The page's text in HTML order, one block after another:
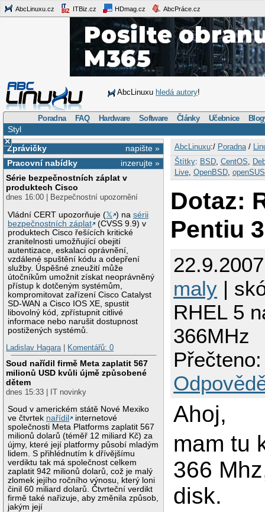
AbcLinuxu.cz ITBiz.cz HDmag.cz AbcPráce.cz
AbcLinuxu hledá autory!
Poradna FAQ Hardware Software Články Učebnice
Styl
×
napište »
Zprávičky
inzerujte »
Pracovní nabídky
Série bezpečnostních záplat v
produktech Cisco
dnes 16:00 | Bezpečnostní upozornění
Vládní CERT upozorňuje (𝕏 ) nasérii
bezpečnostních záplat
(CVSS 9.9) v
produktech Cisco řešících kritické
zranitelnosti umožňující obejití
autentizace, eskalaci oprávnění,
vzdálené spuštění kódu a odepření
služby. Úspěšné zneužití může
útočníkům umožnit získat neoprávněný
přístup k dotčeným systémům,
kompromitovat zařízení Cisco Catalyst
SD-WAN a Cisco IOS XE, spustit
libovolný kód, zpřístupnit citlivé
informace nebo narušit dostupnost
postižených systémů.
Ladislav Hagara| Komentářů: 0
Soud nařídil firmě Meta zaplatit 567
milionů USD kvůli újmě způsobené
dětem
dnes 15:33 | IT novinky
Soud v americkém státě Nové Mexiko
ve čtvrtek nařídil
internetové
společnosti Meta Platforms zaplatit 567
milionů dolarů (téměř 12 miliard Kč) za
újmy, které její platformy působí mladým
lidem. S přihlédnutím k dřívějšímu
verdiktu tak má společnost celkem
zaplatit 942 milionů dolarů, což je malý
zlomek jejího ročního výnosu, který loni
činil 60 miliard dolarů. Čtvrteční verdikt
firmě také nařizuje, aby změnila způsob,
jakým její
AbcLinuxu:/ Poradna/
Štítky: BSD, CentOS
Live, OpenBSD,
Dotaz:
Pentiu
maly |
RHEL 5
366MHz
Ahoj,
mam tu
366
disk.